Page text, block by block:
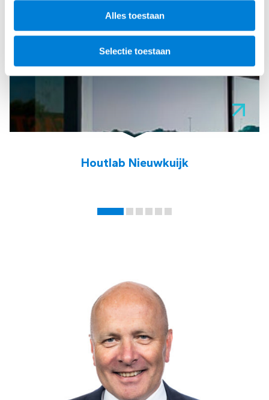
Alles toestaan
Selectie toestaan
Houtlab Nieuwkuijk